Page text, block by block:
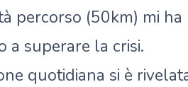
percorso (50km) mi ha
a superare la crisi.
quotidiana si è